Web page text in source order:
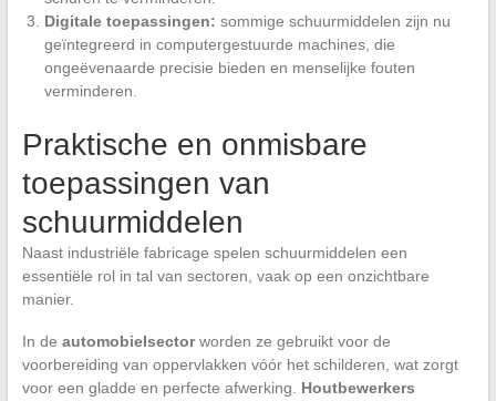
Digitale toepassingen: sommige schuurmiddelen zijn nu
geïntegreerd in computergestuurde machines, die
ongeëvenaarde precisie bieden en menselijke fouten
verminderen.
Praktische en onmisbare
toepassingen van
schuurmiddelen
Naast industriële fabricage spelen schuurmiddelen een
essentiële rol in tal van sectoren, vaak op een onzichtbare
manier.
In de automobielsectorworden ze gebruikt voor de
voorbereiding van oppervlakken vóór het schilderen, wat zorgt
voor een gladde en perfecte afwerking. Houtbewerkers